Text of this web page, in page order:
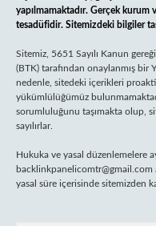
yapılmamaktadır. Gerçek
tesadüfidir. Sitemizdeki bilgiler
Sitemiz, 5651 Sayılı Kanun
(BTK) tarafından onaylanmış bir
nedenle, sitedeki içerikleri
yükümlülüğümüz
sorumluluğunu taşımakta olup,
sayılırlar.
Hukuka ve yasal düzenlemelere
backlinkpanelicomtr@gmail.com
yasal süre içerisinde sitemizden